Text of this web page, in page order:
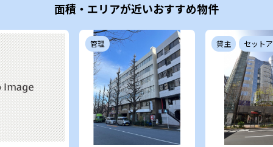
面積・エリアが近いおすすめ物件
管理 貸主 セット